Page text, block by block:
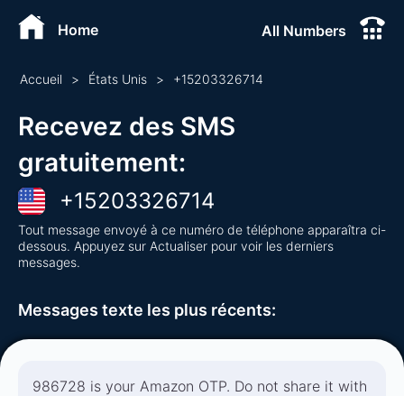
Home All Numbers
Accueil > États Unis > +15203326714
Recevez des SMS
gratuitement:
+15203326714
Tout message envoyé à ce numéro de téléphone apparaîtra ci-
dessous. Appuyez sur Actualiser pour voir les derniers
messages.
Messages texte les plus récents:
986728 is your Amazon OTP. Do not share it with